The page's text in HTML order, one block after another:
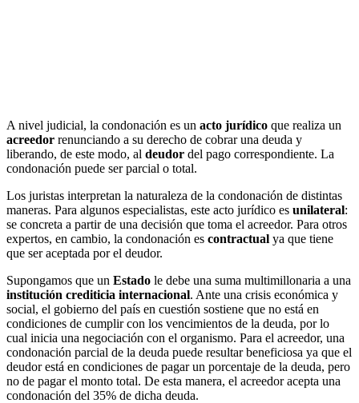
A nivel judicial, la condonación es un acto jurídico que realiza un
acreedor renunciando a su derecho de cobrar una deuda y
liberando, de este modo, al deudor del pago correspondiente. La
condonación puede ser parcial o total.
Los juristas interpretan la naturaleza de la condonación de distintas
maneras. Para algunos especialistas, este acto jurídico es unilateral:
se concreta a partir de una decisión que toma el acreedor. Para otros
expertos, en cambio, la condonación es contractual ya que tiene
que ser aceptada por el deudor.
Supongamos que un Estado le debe una suma multimillonaria a una
institución crediticia internacional. Ante una crisis económica y
social, el gobierno del país en cuestión sostiene que no está en
condiciones de cumplir con los vencimientos de la deuda, por lo
cual inicia una negociación con el organismo. Para el acreedor, una
condonación parcial de la deuda puede resultar beneficiosa ya que el
deudor está en condiciones de pagar un porcentaje de la deuda, pero
no de pagar el monto total. De esta manera, el acreedor acepta una
condonación del 35% de dicha deuda.